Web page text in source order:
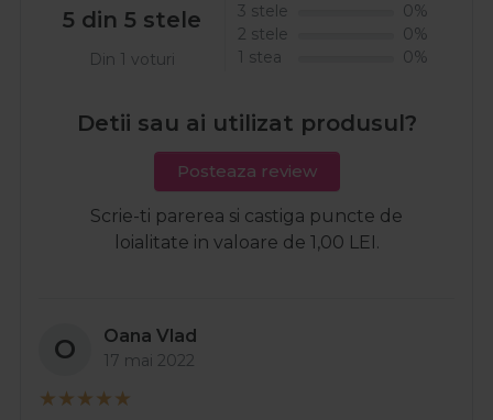
5 din 5 stele
Din 1 voturi
3 stele
0%
2 stele
0%
1 stea
0%
Detii sau ai utilizat produsul?
Posteaza review
Scrie-ti parerea si castiga puncte de
loialitate in valoare de 1,00 LEI.
O Oana Vlad
17 mai 2022